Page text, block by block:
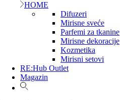
HOME
Difuzeri
Mirisne sveće
Parfemi za tkanine
Mirisne dekoracije
Kozmetika
Mirisni setovi
RE:Hub Outlet
Magazin